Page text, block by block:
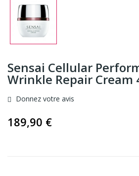
Sensai Cellular
Wrinkle Repair Cream
Donnez votre avis
189,90 €